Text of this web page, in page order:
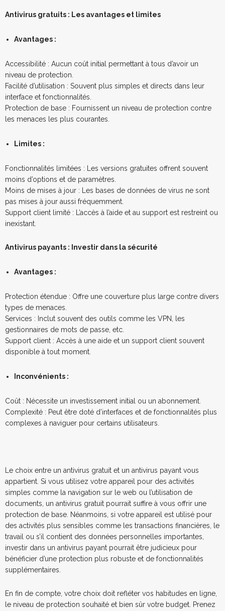
Antivirus gratuits : Les avantages et limites
Avantages :
Accessibilité : Aucun coût initial permettant à tous d’avoir un
niveau de protection.
Facilité d’utilisation : Souvent plus simples et directs dans leur
interface et fonctionnalités.
Protection de base : Fournissent un niveau de protection contre
les menaces les plus courantes.
Limites :
Fonctionnalités limitées : Les versions gratuites offrent souvent
moins d’options et de paramètres.
Moins de mises à jour : Les bases de données de virus ne sont
pas mises à jour aussi fréquemment.
Support client limité : L’accès à l’aide et au support est restreint ou
inexistant.
Antivirus payants : Investir dans la sécurité
Avantages :
Protection étendue : Offre une couverture plus large contre divers
types de menaces.
Services : Inclut souvent des outils comme les VPN, les
gestionnaires de mots de passe, etc.
Support client : Accès à une aide et un support client souvent
disponible à tout moment.
Inconvénients :
Coût : Nécessite un investissement initial ou un abonnement.
Complexité : Peut être doté d’interfaces et de fonctionnalités plus
complexes à naviguer pour certains utilisateurs.
Le choix entre un antivirus gratuit et un antivirus payant vous
appartient. Si vous utilisez votre appareil pour des activités
simples comme la navigation sur le web ou l’utilisation de
documents, un antivirus gratuit pourrait suffire à vous offrir une
protection de base. Néanmoins, si votre appareil est utilisé pour
des activités plus sensibles comme les transactions financières, le
travail ou s’il contient des données personnelles importantes,
investir dans un antivirus payant pourrait être judicieux pour
bénéficier d’une protection plus robuste et de fonctionnalités
supplémentaires.
En fin de compte, votre choix doit refléter vos habitudes en ligne,
le niveau de protection souhaité et bien sûr votre budget. Prenez